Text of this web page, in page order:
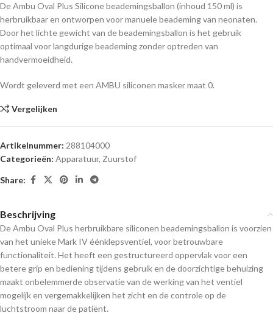
De Ambu Oval Plus Silicone beademingsballon (inhoud 150 ml) is
herbruikbaar en ontworpen voor manuele beademing van neonaten.
Door het lichte gewicht van de beademingsballon is het gebruik
optimaal voor langdurige beademing zonder optreden van
handvermoeidheid.
Wordt geleverd met een AMBU siliconen masker maat 0.
Vergelijken
Artikelnummer: 288104000
Categorieën: Apparatuur, Zuurstof
Share:
Beschrijving
De Ambu Oval Plus herbruikbare siliconen beademingsballon is voorzien
van het uniekeMark IVéénklepsventiel, voor betrouwbare
functionaliteit. Het heeft een gestructureerd oppervlak voor een
betere grip en bediening tijdens gebruik en de doorzichtige behuizing
maakt onbelemmerde observatie van de werking van het ventiel
mogelijk en vergemakkelijken het zicht en de controle op de
luchtstroom naar de patiënt.